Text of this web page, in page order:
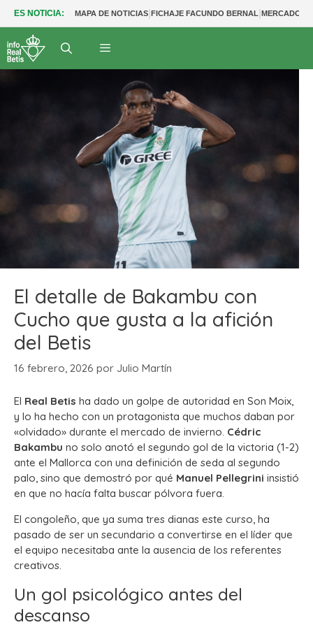
ES NOTICIA: MAPA DE NOTICIAS|FICHAJE FACUNDO BERNAL|MERCADO
El detalle de Bakambu con
Cucho que gusta a la afición
del Betis
16 febrero, 2026 por Julio Martín
El Real Betis ha dado un golpe de autoridad en Son Moix,
y lo ha hecho con un protagonista que muchos daban por
«olvidado» durante el mercado de invierno. Cédric
Bakambu no solo anotó el segundo gol de la victoria (1-2)
ante el Mallorca con una definición de seda al segundo
palo, sino que demostró por qué Manuel Pellegrini insistió
en que no hacía falta buscar pólvora fuera.
El congoleño, que ya suma tres dianas este curso, ha
pasado de ser un secundario a convertirse en el líder que
el equipo necesitaba ante la ausencia de los referentes
creativos.
Un gol psicológico antes del
descanso